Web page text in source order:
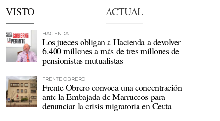
VISTO ACTUAL
HACIENDA
Los jueces obligan a Hacienda a devolver
6.400 millones a más de tres millones de
pensionistas mutualistas
FRENTE OBRERO
Frente Obrero convoca una concentración
ante la Embajada de Marruecos para
denunciar la crisis migratoria en Ceuta